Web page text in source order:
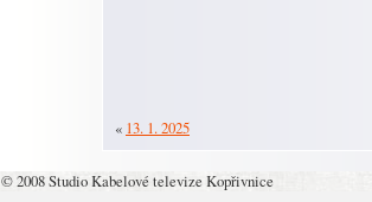
« 13. 1. 2025
© 2008 Studio Kabelové televize Kopřivnice